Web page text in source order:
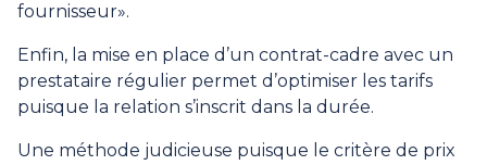
fournisseur».
Enfin, la mise en place d’un contrat-cadre avec un
prestataire régulier permet d’optimiser les tarifs
puisque la relation s’inscrit dans la durée.
Une méthode judicieuse puisque le critère de prix